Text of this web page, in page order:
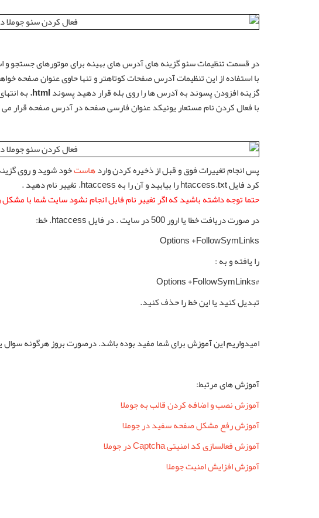
در قسمت تنظیمات سئو گزینه های آدرس های بهینه برای موتورهای جستجو و
با استفاده از این تنظیمات آدرس صفحات کوتاهتر و تنها حاوی عنوان صفحه
گزینه افزودن پسوند به آدرس ها را روی بله قرار دهید پسوندhtml. به
با فعال کردن نام مستعار یونیکد عنوان فارسی صفحه در آدرس صفحه قرار
پس انجام تغییرات فوق و قبل از ذخیره کردن واردهاست
کرد فایل htaccess.txt را بیابید و آن را به htaccess. تغییر نام دهید .
حتما توجه داشته باشید که اگر تغییر نام فایل انجام نشود سایت شما با
در صورت دریافت خطا یا ارور 500 در سایت . در فایل htaccess. خط:
Options +FollowSymLinks
را یافته و به :
#Options +FollowSymLinks
تبدیل کنید یا این خط را حذف کنید.
امیدواریم این آموزش برای شما مفید بوده باشد. درصورت بروز هرگونه
آموزش های مرتبط:
آموزش نصب و اضافه کردن قالب به جوملا
آموزش رفع مشکل صفحه سفید در جوملا
آموزش فعالسازی کد امنیتی Captcha در جوملا
آموزش افزایش امنیت جوملا